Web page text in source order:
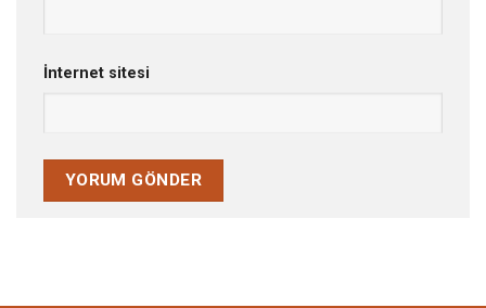
İnternet sitesi